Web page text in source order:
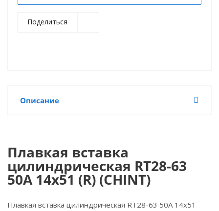
Поделиться
Описание
Плавкая вставка
цилиндрическая RT28-63
50A 14х51 (R) (CHINT)
Плавкая вставка цилиндрическая RT28-63 50A 14х51